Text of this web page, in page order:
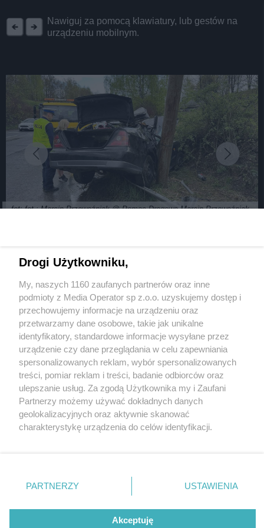
Nawiguj za pomocą klawiatury, lub gestów na
urządzeniu mobilnym.
fot: fot.: Marcin Przewoźniak @ Pomoc Drogowa Marcin Przewoźniak
o osobie. Wypadek na węźle S86 i DK94 – jeden
ranny, wystąpiły utrudnienia w ruchu
2 / 4
Sosnowiec. Węzeł S86 i DK94
(tzw. zakręt mistrzów".
Wypadek. 18 kwietnia 2025.
Wydawca mediów lokalnych
Nie zapomnij
zapoznać się z:
polityką prywatności
Twojemiasto
Piekary Śląskie
Chorzów
Tarnowskie Góry
Gliwice
Skontakuj sięz nami
Kontakt
Redakcja
Newsletter
Drogi Użytkowniku,
My, naszych 1160 zaufanych partnerów oraz inne
podmioty z Media Operator sp z.o.o. uzyskujemy dostęp i
przechowujemy informacje na urządzeniu oraz
przetwarzamy dane osobowe, takie jak unikalne
identyfikatory, standardowe informacje wysyłane przez
urządzenie czy dane przeglądania w celu zapewniania
spersonalizowanych reklam, wybór spersonalizowanych
treści, pomiar reklam i treści, badanie odbiorców oraz
ulepszanie usług. Za zgodą Użytkownika my i Zaufani
Partnerzy możemy używać dokładnych danych
geolokalizacyjnych oraz aktywnie skanować
charakterystykę urządzenia do celów identyfikacji.
zmienić/wycofać klikając przycisk ustawień prywatności
znajdujący się w lewym dolnym rogu strony
rodzaje przetwarzania danych nie wymagają zgody
użytkownika, ale masz prawo sprzeciwić się takiemu
PARTNERZY USTAWIENIA
Akceptuję